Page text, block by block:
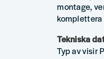
montage,
Tekniska
Typ av visir